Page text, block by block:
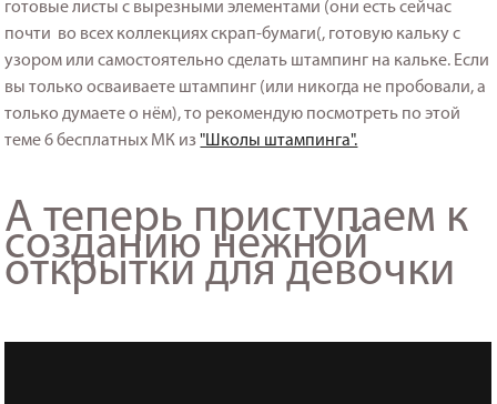
готовые листы с вырезными элементами (они есть сейчас
почти во всех коллекциях скрап-бумаги(, готовую кальку с
узором или самостоятельно сделать штампинг на кальке. Если
вы только осваиваете штампинг (или никогда не пробовали, а
только думаете о нём), то рекомендую посмотреть по этой
теме 6 бесплатных МК из "Школы штампинга".
А теперь приступаем к
созданию нежной
открытки для девочки